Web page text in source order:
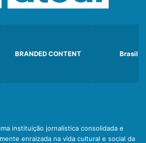
BRANDED CONTENT Brasil
instituição jornalística consolidada e
enraizada na vida cultural e social da